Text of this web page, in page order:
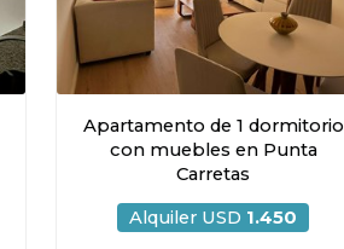
Apartamento de 1 dormitorio
con muebles en Punta
Carretas
Alquiler USD 1.450